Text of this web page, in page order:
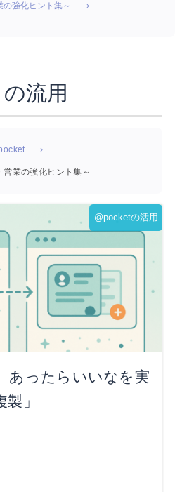
強化ヒント集～
流用
業の強化ヒント集～
@pocketの活用
あったらいいなを実
」